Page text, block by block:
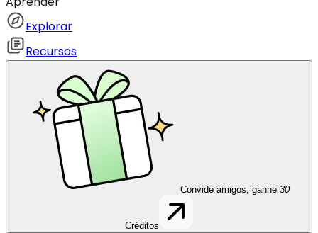
Explorar
Recursos
Convide amigos, ganhe 30
Créditos